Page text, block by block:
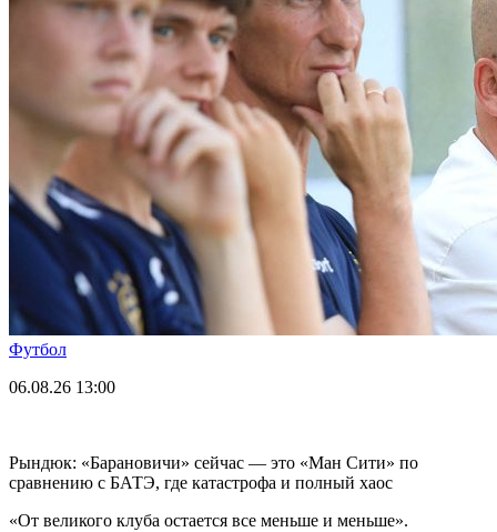
Футбол
06.08.26 13:00
Рындюк: «Барановичи» сейчас — это «Ман Сити» по
сравнению с БАТЭ, где катастрофа и полный хаос
«От великого клуба остается все меньше и меньше».